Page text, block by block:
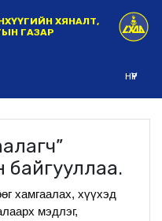
ХЯНАЛТ,
ГАЗАР
НҮҮР
байгууллаа.
хамгаалах, хүүхэд
мэдлэг,